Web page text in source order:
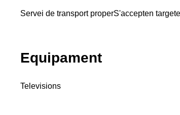
Servei de transport properS'accepten
Equipament
Televisions